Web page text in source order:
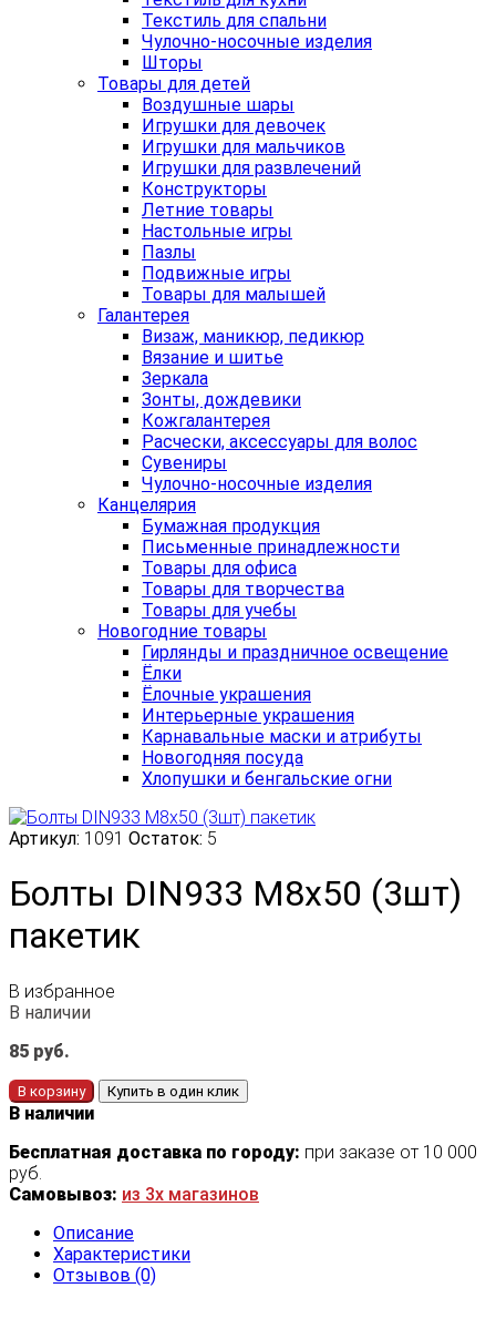
Текстиль для спальни
Чулочно-носочные изделия
Шторы
Товары для детей
Воздушные шары
Игрушки для девочек
Игрушки для мальчиков
Игрушки для развлечений
Конструкторы
Летние товары
Настольные игры
Пазлы
Подвижные игры
Товары для малышей
Галантерея
Визаж, маникюр, педикюр
Вязание и шитье
Зеркала
Зонты, дождевики
Кожгалантерея
Расчески, аксессуары для волос
Сувениры
Чулочно-носочные изделия
Канцелярия
Бумажная продукция
Письменные принадлежности
Товары для офиса
Товары для творчества
Товары для учебы
Новогодние товары
Гирлянды и праздничное освещение
Ёлки
Ёлочные украшения
Интерьерные украшения
Карнавальные маски и атрибуты
Новогодняя посуда
Хлопушки и бенгальские огни
Артикул: 1091 Остаток: 5
Болты DIN933 M8х50 (3шт)
пакетик
В избранное
В наличии
85 руб.
В корзину Купить в один клик
В наличии
Бесплатная доставка по городу: при заказе от 10 000
руб.
Самовывоз: из 3х магазинов
Описание
Характеристики
Отзывов (0)